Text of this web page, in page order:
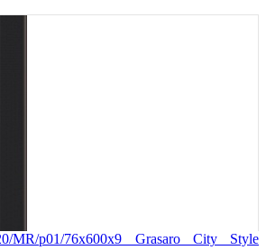
MR/p01/76x600x9 Grasaro City Style